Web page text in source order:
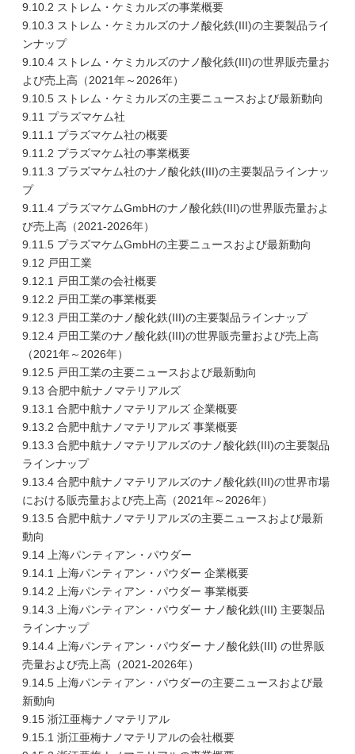
9.10.2 ストレム・ケミカルズの事業概要
9.10.3 ストレム・ケミカルズのナノ酸化鉄(III)の主要製品ライ
ンナップ
9.10.4 ストレム・ケミカルズのナノ酸化鉄(III)の世界販売量お
よび売上高（2021年～2026年）
9.10.5 ストレム・ケミカルズの主要ニュースおよび最新動向
9.11 プラズマケム社
9.11.1 プラズマケム社の概要
9.11.2 プラズマケム社の事業概要
9.11.3 プラズマケム社のナノ酸化鉄(III)の主要製品ラインナッ
プ
9.11.4 プラズマケムGmbHのナノ酸化鉄(III)の世界販売量およ
び売上高（2021-2026年）
9.11.5 プラズマケムGmbHの主要ニュースおよび最新動向
9.12 戸田工業
9.12.1 戸田工業の会社概要
9.12.2 戸田工業の事業概要
9.12.3 戸田工業のナノ酸化鉄(III)の主要製品ラインナップ
9.12.4 戸田工業のナノ酸化鉄(III)の世界販売量および売上高
（2021年～2026年）
9.12.5 戸田工業の主要ニュースおよび最新動向
9.13 合肥中航ナノマテリアルズ
9.13.1 合肥中航ナノマテリアルズ 企業概要
9.13.2 合肥中航ナノマテリアルズ 事業概要
9.13.3 合肥中航ナノマテリアルズのナノ酸化鉄(III)の主要製品
ラインナップ
9.13.4 合肥中航ナノマテリアルズのナノ酸化鉄(III)の世界市場
における販売量および売上高（2021年～2026年）
9.13.5 合肥中航ナノマテリアルズの主要ニュースおよび最新
動向
9.14 上海パンティアン・パウダー
9.14.1 上海パンティアン・パウダー 企業概要
9.14.2 上海パンティアン・パウダー 事業概要
9.14.3 上海パンティアン・パウダー ナノ酸化鉄(III) 主要製品
ラインナップ
9.14.4 上海パンティアン・パウダー ナノ酸化鉄(III) の世界販
売量および売上高（2021-2026年）
9.14.5 上海パンティアン・パウダーの主要ニュースおよび最
新動向
9.15 浙江亜梅ナノマテリアル
9.15.1 浙江亜梅ナノマテリアルの会社概要